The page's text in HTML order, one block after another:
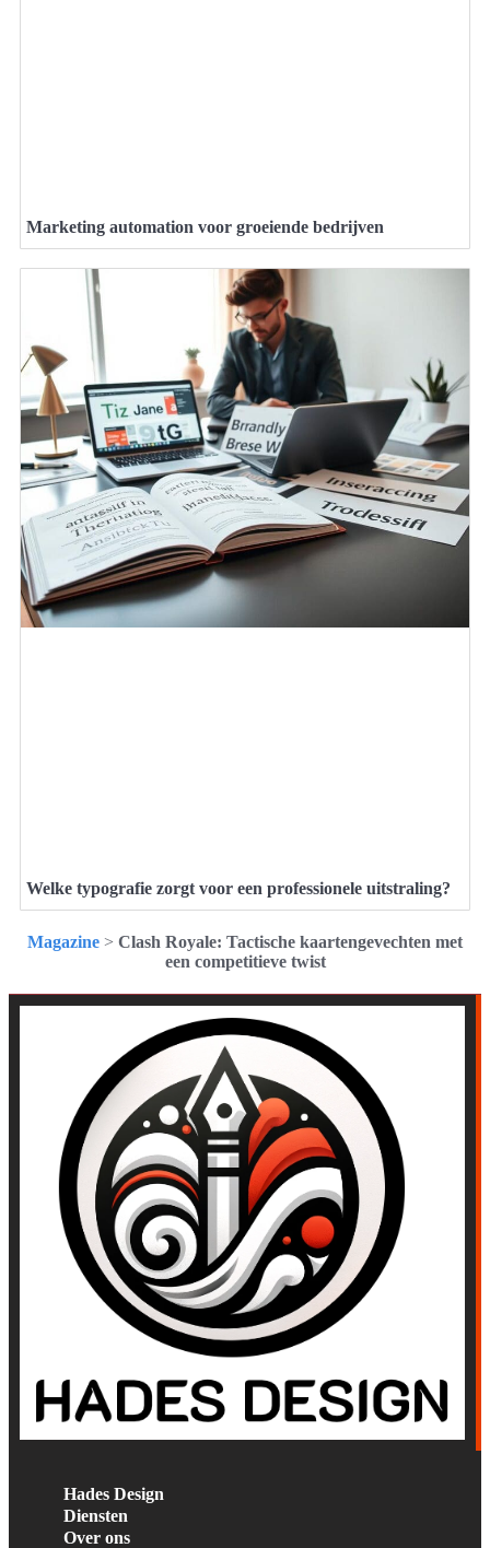
Marketing automation voor groeiende bedrijven
Welke typografie zorgt voor een professionele uitstraling?
Magazine > Clash Royale: Tactische kaartengevechten met
een competitieve twist
Hades Design
Diensten
Over ons